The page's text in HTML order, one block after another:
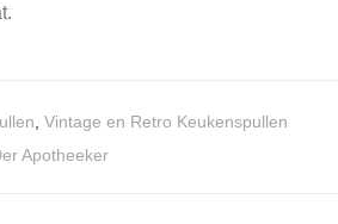
Vintage en Retro Keukenspullen
Apotheeker